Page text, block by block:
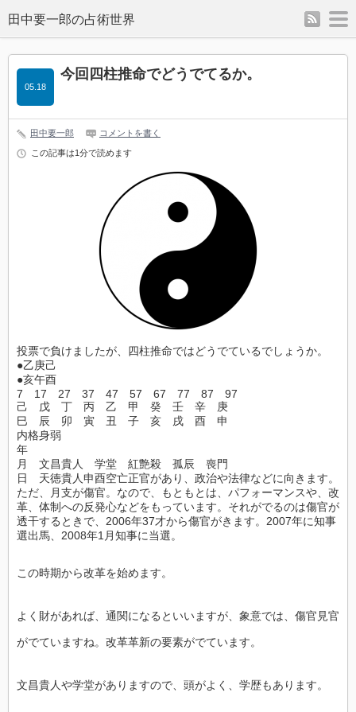
rss
今回四柱推命でどうでてるか。
05.18
田中要一郎 コメントを書く
この記事は1分で読めます
投票で負けましたが、四柱推命ではどうでているでしょうか。
●乙庚己
●亥午酉
7 17 27 37 47 57 67 77 87 97
己 戊 丁 丙 乙 甲 癸 壬 辛 庚
巳 辰 卯 寅 丑 子 亥 戌 酉 申
内格身弱
年
月 文昌貴人 学堂 紅艶殺 孤辰 喪門
日 天徳貴人申酉空亡正官があり、政治や法律などに向きます。
ただ、月支が傷官。なので、もともとは、パフォーマンスや、改
革、体制への反発心などをもっています。それがでるのは傷官が
透干するときで、2006年37才から傷官がきます。2007年に知事
選出馬、2008年1月知事に当選。
この時期から改革を始めます。
よく財があれば、通関になるといいますが、象意では、傷官見官
がでていますね。改革革新の要素がでています。
文昌貴人や学堂がありますので、頭がよく、学歴もあります。